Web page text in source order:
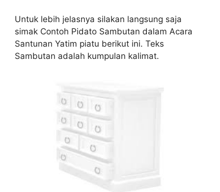
Untuk lebih jelasnya silakan langsung saja
simak Contoh Pidato Sambutan dalam Acara
Santunan Yatim piatu berikut ini. Teks
Sambutan adalah kumpulan kalimat.